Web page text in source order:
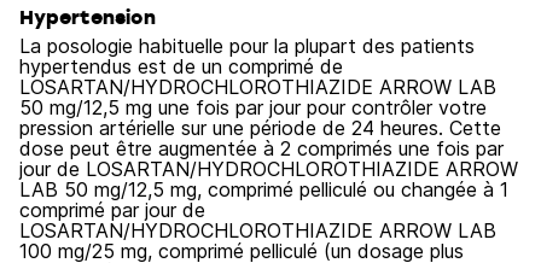
Hypertension
La posologie habituelle pour la plupart des patients
hypertendus est de un comprimé de
LOSARTAN/HYDROCHLOROTHIAZIDE ARROW LAB
50 mg/12,5 mg une fois par jour pour contrôler votre
pression artérielle sur une période de 24 heures. Cette
dose peut être augmentée à 2 comprimés une fois par
jour de LOSARTAN/HYDROCHLOROTHIAZIDE ARROW
LAB 50 mg/12,5 mg, comprimé pelliculé ou changée à 1
comprimé par jour de
LOSARTAN/HYDROCHLOROTHIAZIDE ARROW LAB
100 mg/25 mg, comprimé pelliculé (un dosage plus